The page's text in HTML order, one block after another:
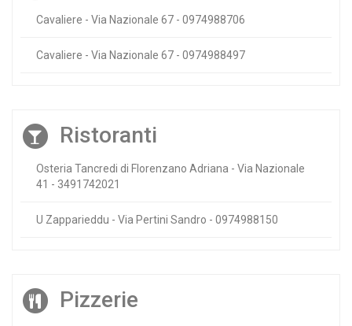
Cavaliere - Via Nazionale 67 - 0974988706
Cavaliere - Via Nazionale 67 - 0974988497
Ristoranti
Osteria Tancredi di Florenzano Adriana - Via Nazionale
41 - 3491742021
U Zapparieddu - Via Pertini Sandro - 0974988150
Pizzerie